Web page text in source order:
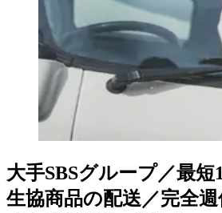
大手SBSグループ／最短
生協商品の配送／完全